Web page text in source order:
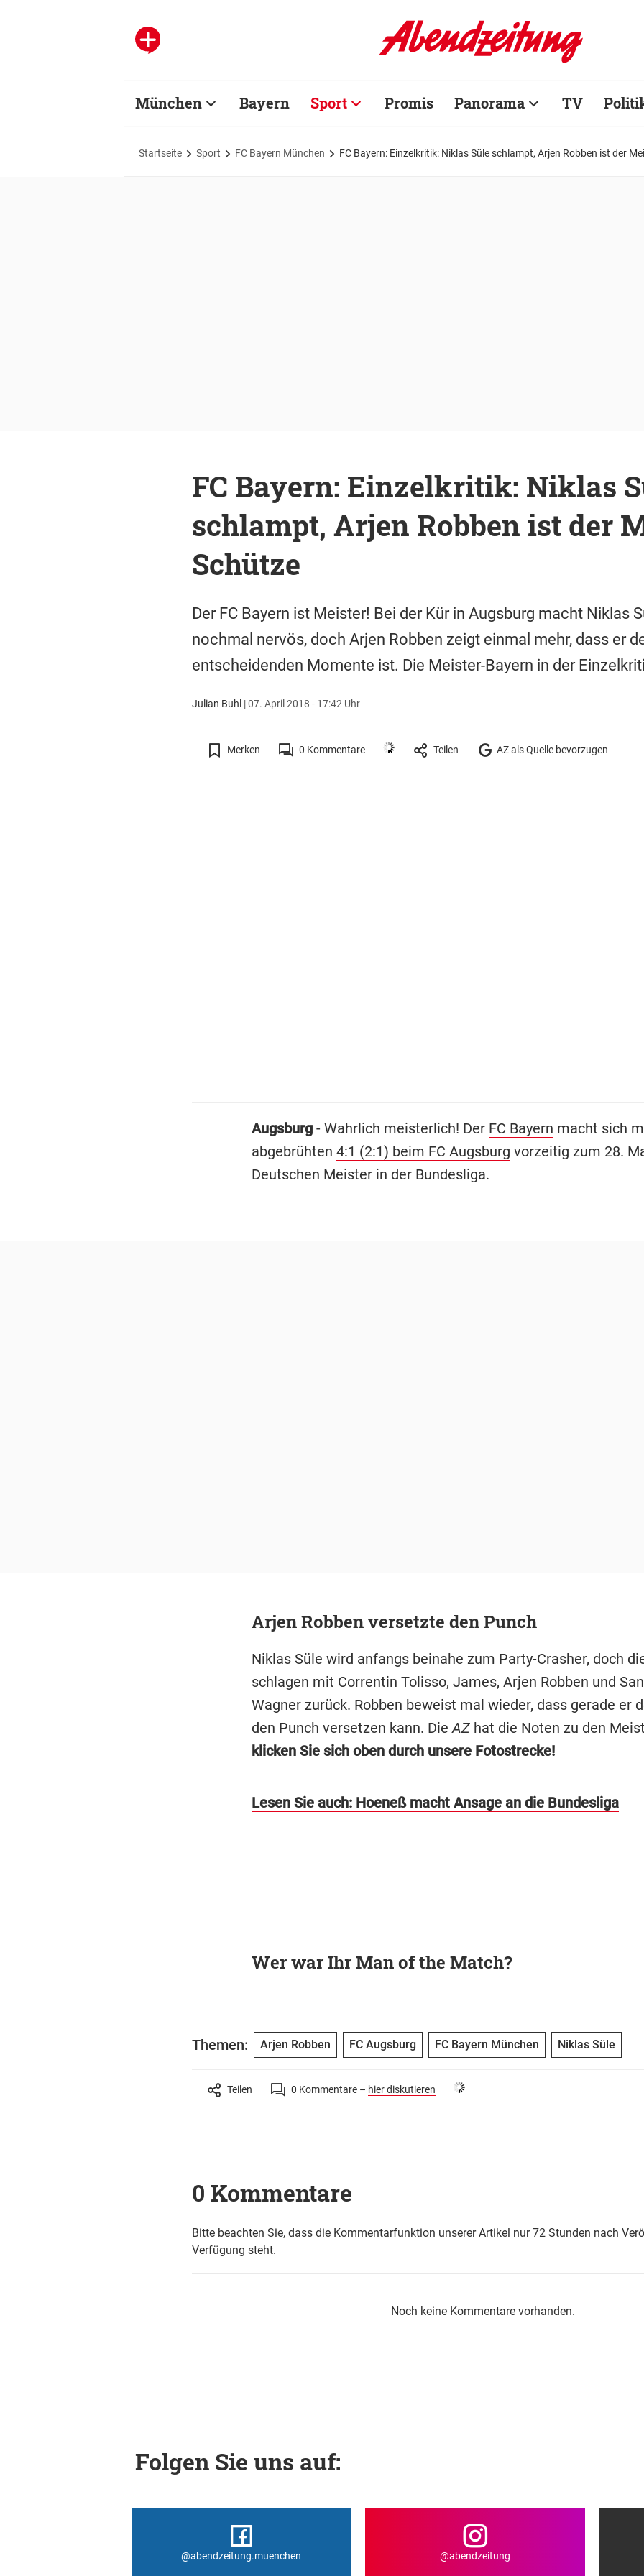
München Bayern Sport Promis Panorama TV
Startseite Sport FC Bayern München FC Bayern: Einzelkritik: Niklas Süle schlampt, Arjen Robben ist der
FC Bayern: Einzelkritik: Niklas
schlampt, Arjen Robben ist der
Schütze
Der FC Bayern ist Meister! Bei der Kür in Augsburg macht Niklas
nochmal nervös, doch Arjen Robben zeigt einmal mehr, dass er
entscheidenden Momente ist. Die Meister-Bayern in der
Julian Buhl |07. April 2018 - 17:42 Uhr
Merken 0 Kommentare Teilen AZ als Quelle bevorzugen
Augsburg - Wahrlich meisterlich! Der FC Bayern macht sich
abgebrühten 4:1 (2:1) beim FC Augsburg vorzeitig zum 28.
Deutschen Meister in der Bundesliga.
Arjen Robben versetzte den Punch
Niklas Süle wird anfangs beinahe zum Party-Crasher, doch
schlagen mit Correntin Tolisso, James, Arjen Robben und
Wagner zurück. Robben beweist mal wieder, dass gerade er
den Punch versetzen kann. Die AZhat die Noten zu den
klicken Sie sich oben durch unsere Fotostrecke!
Lesen Sie auch: Hoeneß macht Ansage an die Bundesliga
Wer war Ihr Man of the Match?
Themen: Arjen Robben FC Augsburg FC Bayern München Niklas Süle
Teilen 0 Kommentare – hier diskutieren
0 Kommentare
Bitte beachten Sie, dass die Kommentarfunktion unserer Artikel nur 72 Stunden nach
Verfügung steht.
Noch keine Kommentare vorhanden.
Folgen Sie uns auf:
@abendzeitung.muenchen @abendzeitung